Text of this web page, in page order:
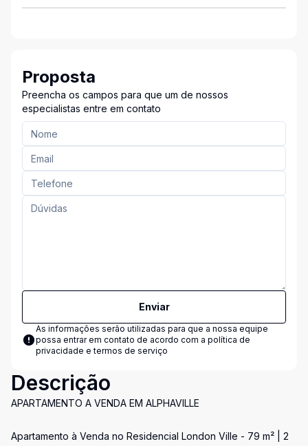
Proposta
Preencha os campos para que um de nossos
especialistas entre em contato
Enviar
As informações serão utilizadas para que a nossa equipe
possa entrar em contato de acordo com a política de
privacidade e termos de serviço
Descrição
APARTAMENTO A VENDA EM ALPHAVILLE
Apartamento à Venda no Residencial London Ville - 79 m² | 2